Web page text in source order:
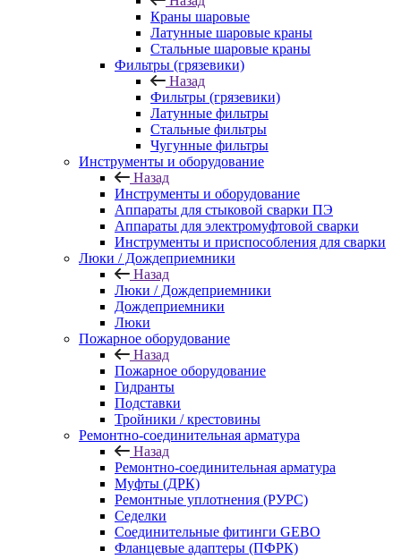
Краны шаровые
Латунные шаровые краны
Стальные шаровые краны
Фильтры (грязевики)
Назад
Фильтры (грязевики)
Латунные фильтры
Стальные фильтры
Чугунные фильтры
Инструменты и оборудование
Назад
Инструменты и оборудование
Аппараты для стыковой сварки ПЭ
Аппараты для электромуфтовой сварки
Инструменты и приспособления для сварки
Люки / Дождеприемники
Назад
Люки / Дождеприемники
Дождеприемники
Люки
Пожарное оборудование
Назад
Пожарное оборудование
Гидранты
Подставки
Тройники / крестовины
Ремонтно-соединительная арматура
Назад
Ремонтно-соединительная арматура
Муфты (ДРК)
Ремонтные уплотнения (РУРС)
Седелки
Соединительные фитинги GEBO
Фланцевые адаптеры (ПФРК)